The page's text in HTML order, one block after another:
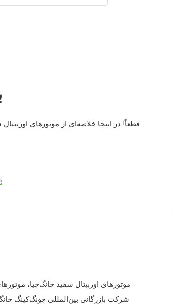
قطعاً! در اینجا خلاصه‌ای از موتورهای
موتورهای اوربیتال سفید چانگ‌جیا،
شرکت بازرگانی بین‌المللی چونگ‌کینگ